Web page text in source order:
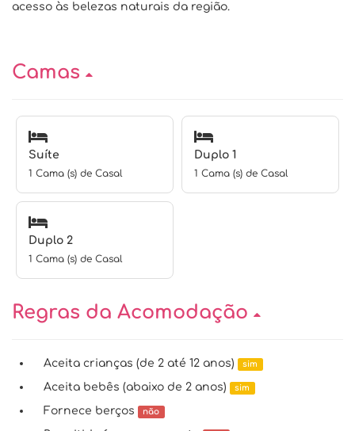
acesso às belezas naturais da região.
Camas
Suíte
1 Cama (s) de Casal
Duplo 1
1 Cama (s) de Casal
Duplo 2
1 Cama (s) de Casal
Regras da Acomodação
Aceita crianças (de 2 até 12 anos) sim
Aceita bebês (abaixo de 2 anos) sim
Fornece berços não